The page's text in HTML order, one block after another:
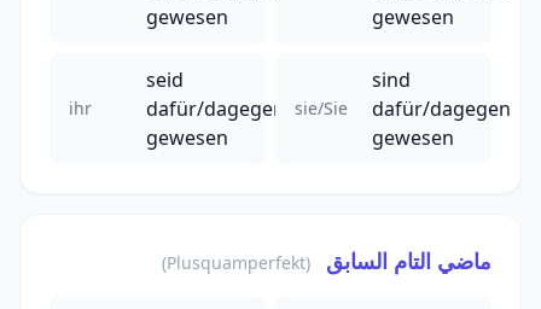
gewesen
gewesen
ihr
seid
dafür/dagegen
gewesen
sie/Sie
sind
dafür/dagegen
gewesen
ماضي التام السابق (Plusquamperfekt)